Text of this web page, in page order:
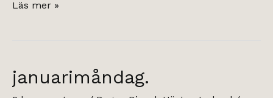
röd
Läs mer »
januarimåndag.